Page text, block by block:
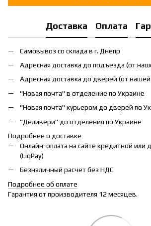
Доставка Оплата
Самовывоз со склада в г. Днепр
Адресная доставка до подъезда (от
Адресная доставка до дверей (от
"Новая почта" в отделение по Украине
"Новая почта" курьером до дверей по
"Деливери" до отделения по Украине
Подробнее о доставке
Онлайн-оплата на сайте кредитной или
(LiqPay)
Безналичный расчет без НДС
Подробнее об оплате
Гарантия от производителя 12 месяцев.